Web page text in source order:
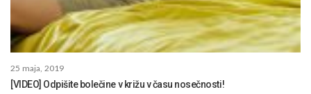
25 maja, 2019
[VIDEO] Odpišite bolečine v križu v času nosečnosti!